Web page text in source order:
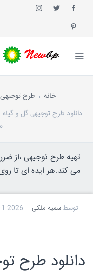
خانه طرح توجیهی
دانلود طرح توجیهی گل و
تهیه طرح توجیهی ،از
می کند.هر ایده ای تا
توسط سمیه ملکی
12:47:14 PM
دانلود طرح